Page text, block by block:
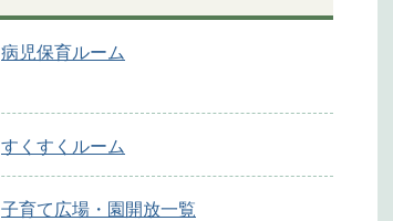
病児保育ルーム
すくすくルーム
子育て広場・園開放一覧